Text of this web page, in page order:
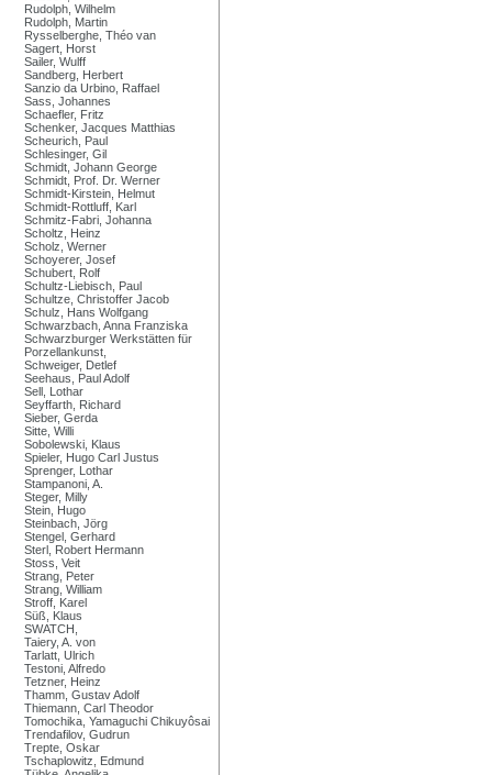
Rudolph, Wilhelm
Rudolph, Martin
Rysselberghe, Théo van
Sagert, Horst
Sailer, Wulff
Sandberg, Herbert
Sanzio da Urbino, Raffael
Sass, Johannes
Schaefler, Fritz
Schenker, Jacques Matthias
Scheurich, Paul
Schlesinger, Gil
Schmidt, Johann George
Schmidt, Prof. Dr. Werner
Schmidt-Kirstein, Helmut
Schmidt-Rottluff, Karl
Schmitz-Fabri, Johanna
Scholtz, Heinz
Scholz, Werner
Schoyerer, Josef
Schubert, Rolf
Schultz-Liebisch, Paul
Schultze, Christoffer Jacob
Schulz, Hans Wolfgang
Schwarzbach, Anna Franziska
Schwarzburger Werkstätten für
Porzellankunst,
Schweiger, Detlef
Seehaus, Paul Adolf
Sell, Lothar
Seyffarth, Richard
Sieber, Gerda
Sitte, Willi
Sobolewski, Klaus
Spieler, Hugo Carl Justus
Sprenger, Lothar
Stampanoni, A.
Steger, Milly
Stein, Hugo
Steinbach, Jörg
Stengel, Gerhard
Sterl, Robert Hermann
Stoss, Veit
Strang, Peter
Strang, William
Stroff, Karel
Süß, Klaus
SWATCH,
Taiery, A. von
Tarlatt, Ulrich
Testoni, Alfredo
Tetzner, Heinz
Thamm, Gustav Adolf
Thiemann, Carl Theodor
Tomochika, Yamaguchi Chikuyôsai
Trendafilov, Gudrun
Trepte, Oskar
Tschaplowitz, Edmund